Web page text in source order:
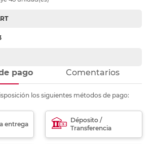
pago Comentarios
los siguientes métodos de pago:
entrega
Déposito /
Transferencia